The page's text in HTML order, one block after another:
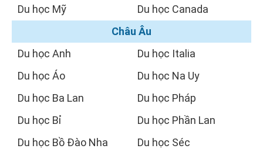
Du học Mỹ
Du học Canada
Châu Âu
Du học Anh
Du học Áo
Du học Ba Lan
Du học Bỉ
Du học Bồ Đào Nha
Du học Italia
Du học Na Uy
Du học Pháp
Du học Phần Lan
Du học Séc